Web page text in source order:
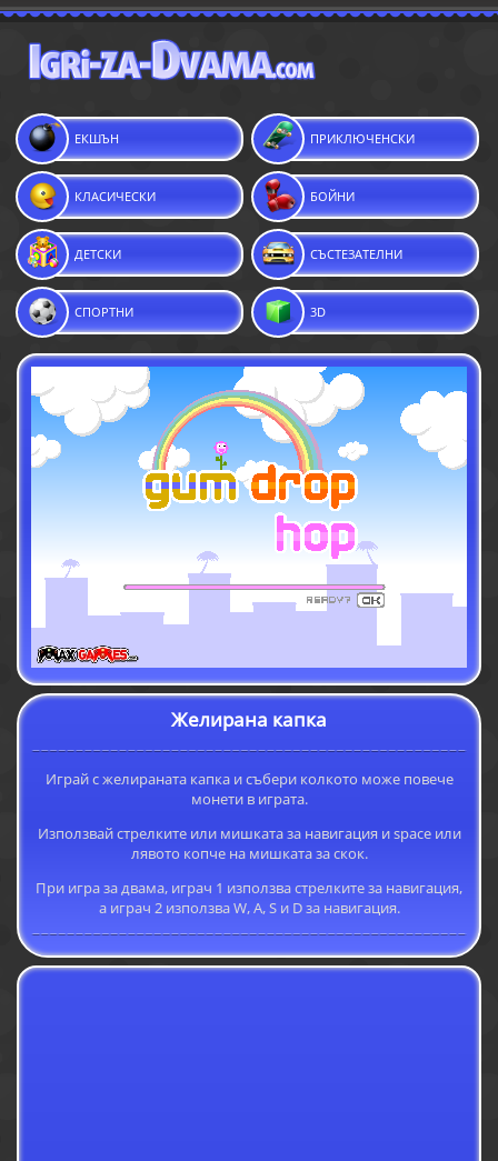
ЕКШЪН ПРИКЛЮЧЕНСКИ
КЛАСИЧЕСКИ БОЙНИ
ДЕТСКИ СЪСТЕЗАТЕЛНИ
СПОРТНИ 3D
Желирана капка
Играй с желираната капка и събери колкото може повече
монети в играта.
Използвай стрелките или мишката за навигация и space или
лявото копче на мишката за скок.
При игра за двама, играч 1 използва стрелките за навигация,
а играч 2 използва W, A, S и D за навигация.